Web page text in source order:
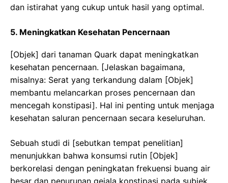
dan istirahat yang cukup untuk hasil yang optimal.
5. Meningkatkan Kesehatan Pencernaan
[Objek] dari tanaman Quark dapat meningkatkan
kesehatan pencernaan. [Jelaskan bagaimana,
misalnya: Serat yang terkandung dalam [Objek]
membantu melancarkan proses pencernaan dan
mencegah konstipasi]. Hal ini penting untuk menjaga
kesehatan saluran pencernaan secara keseluruhan.
Sebuah studi di [sebutkan tempat penelitian]
menunjukkan bahwa konsumsi rutin [Objek]
berkorelasi dengan peningkatan frekuensi buang air
besar dan penurunan gejala konstipasi pada subjek